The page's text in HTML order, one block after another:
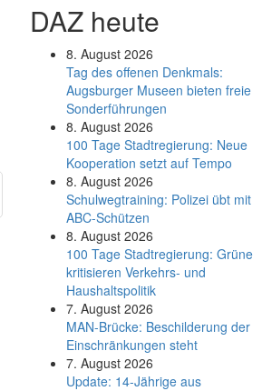
DAZ heute
8. August 2026
Tag des offenen Denkmals:
Augsburger Museen bieten freie
Sonderführungen
8. August 2026
100 Tage Stadtregierung: Neue
Kooperation setzt auf Tempo
8. August 2026
Schul­weg­trai­ning: Poli­zei übt mit
ABC-Schüt­zen
8. August 2026
100 Tage Stadtregierung: Grüne
kritisieren Verkehrs- und
Haushaltspolitik
7. August 2026
MAN-Brücke: Beschilderung der
Einschränkungen steht
7. August 2026
Update: 14-Jährige aus